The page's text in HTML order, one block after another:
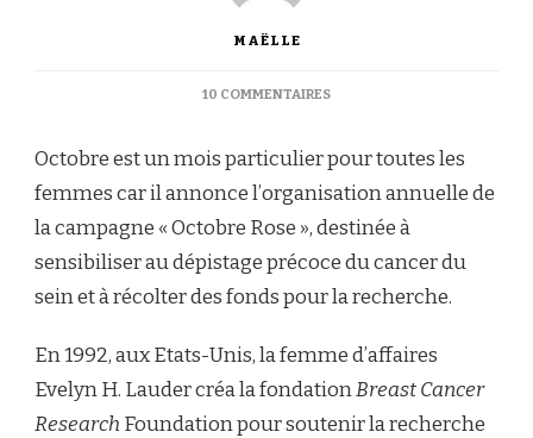
MAËLLE
10 COMMENTAIRESSUR
COTTA
CHOCOLAT
BLANC
À
LA
Octobre est un mois particulier pour toutes les
femmes car il annonce l’organisation annuelle de
la campagne « Octobre Rose », destinée à
sensibiliser au dépistage précoce du cancer du
sein et à récolter des fonds pour la recherche.
En 1992, aux Etats-Unis, la femme d’affaires
Evelyn H. Lauder créa la fondationBreast Cancer
Research Foundation pour soutenir la recherche